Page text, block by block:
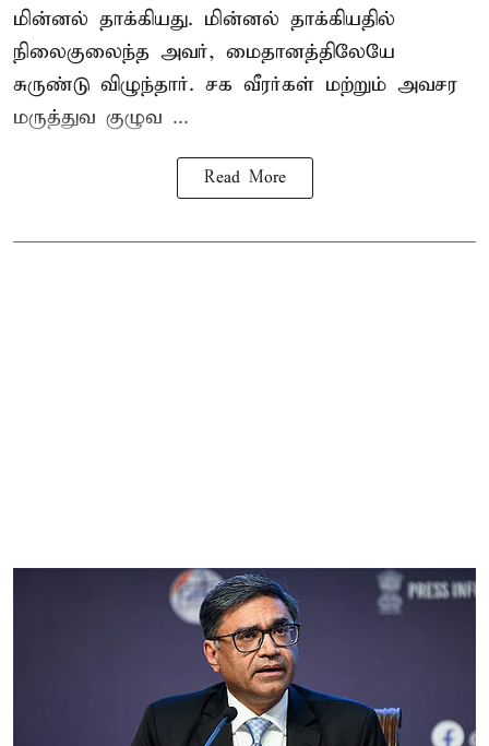
மின்னல் தாக்கியது. மின்னல் தாக்கியதில்
நிலைகுலைந்த அவர், மைதானத்திலேயே
சுருண்டு விழுந்தார். சக வீரர்கள் மற்றும் அவசர
மருத்துவ குழுவ ...
Read More